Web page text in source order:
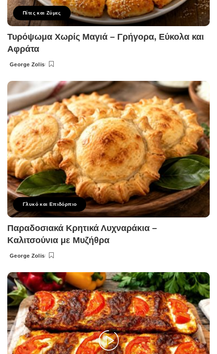
Πίτες και Ζύμες
Τυρόψωμα Χωρίς Μαγιά – Γρήγορα, Εύκολα και
Αφράτα
Posted
George Zolis
Γλυκό και Επιδόρπιο
Παραδοσιακά Κρητικά Λυχναράκια –
Καλιτσούνια με Μυζήθρα
Posted
George Zolis